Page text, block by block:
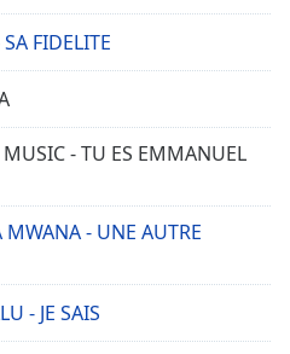
FIDELITE
- TU ES EMMANUEL
- UNE AUTRE
- JE SAIS